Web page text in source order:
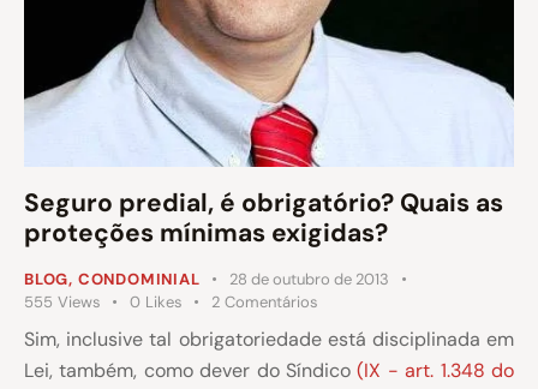
Seguro predial, é obrigatório? Quais as
proteções mínimas exigidas?
BLOG, CONDOMINIAL
28 de outubro de 2013
555 Views 0 Likes 2 Comentários
Sim, inclusive tal obrigatoriedade está disciplinada em
Lei, também, como dever do Síndico(IX - art. 1.348 do